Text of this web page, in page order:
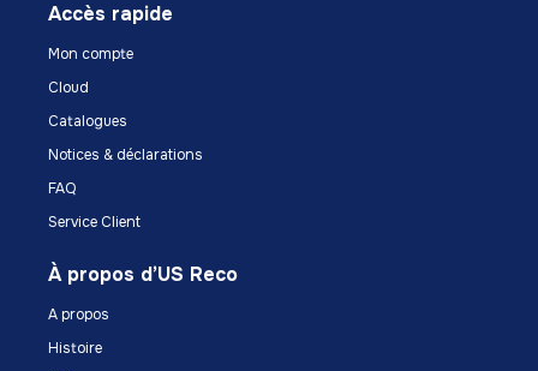
Accès rapide
Mon compte
Cloud
Catalogues
Notices & déclarations
FAQ
Service Client
À propos d’US Reco
A propos
Histoire